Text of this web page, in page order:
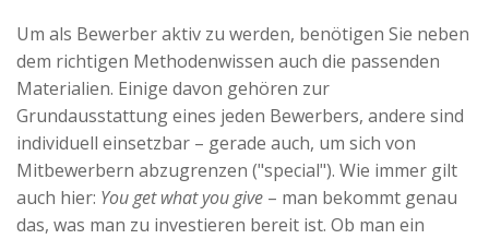
Nutzungsbedingungen
Spenden
Advertiser
Um als Bewerber aktiv zu werden, benötigen Sie neben
dem richtigen Methodenwissen auch die passenden
Materialien. Einige davon gehören zur
Grundausstattung eines jeden Bewerbers, andere sind
individuell einsetzbar – gerade auch, um sich von
Mitbewerbern abzugrenzen ("special"). Wie immer gilt
auch hier: You get what you give – man bekommt genau
das, was man zu investieren bereit ist. Ob man ein